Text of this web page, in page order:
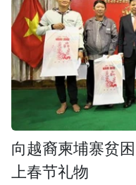
向越裔柬埔寨贫
上春节礼物